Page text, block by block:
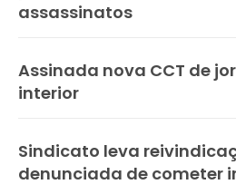
assassinatos
Assinada nova CCT de
interior
Sindicato leva
denunciada de cometer